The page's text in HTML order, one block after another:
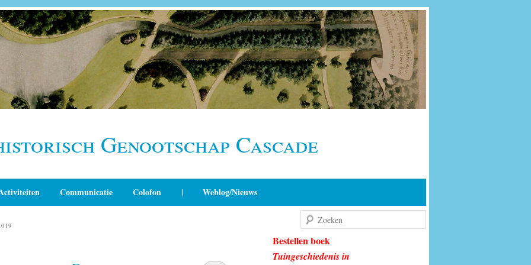
Genootschap Cascade
Communicatie Colofon | Weblog/Nieuws
Bestellen boek
Tuingeschiedenis in